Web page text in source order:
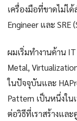
เครื่องมือที่ขาดไม่ได้
Engineer และ SRE
ผมเริ่มทำงานด้าน
Metal,
ในปัจจุบันและ
Pattern เป็นหนึ่งใน
ต่อวิธีที่เราสร้างแล